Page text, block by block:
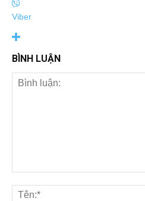
Viber
BÌNH LUẬN